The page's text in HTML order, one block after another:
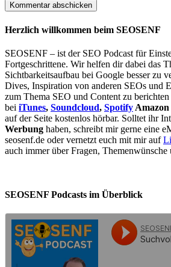
Herzlich willkommen beim SEOSENF
SEOSENF – ist der SEO Podcast für
Fortgeschrittene. Wir helfen dir dabei das
Sichtbarkeitsaufbau bei Google besser zu
Dives, Inspiration von anderen SEOs und
zum Thema SEO und Content zu
bei iTunes, Soundcloud, Spotify
auf der Seite kostenlos hörbar. Solltet ihr
Werbung haben, schreibt mir gerne eine
seosenf.de oder vernetzt euch mit mir auf
auch immer über Fragen, Themenwünsche
SEOSENF Podcasts im Überblick